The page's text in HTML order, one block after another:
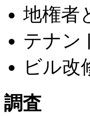
地権者
テナン
ビル改
調査